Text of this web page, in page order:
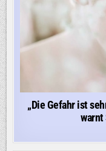
„Die Gefahr ist
warnt